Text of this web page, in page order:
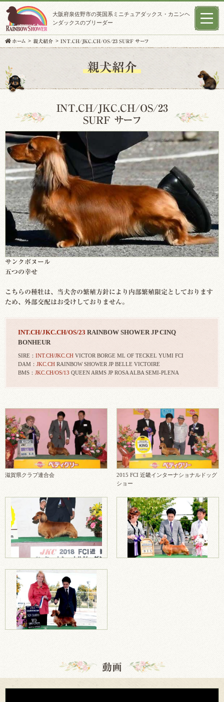
大阪府泉佐野市の英国系ミニチュアダックス・カニンヘ
ンダックスのブリーダー
ホーム 親犬紹介 INT.CH/JKC.CH/OS/23 SURF サーフ
親犬紹介
INT.CH/JKC.CH/OS/23
SURF サーフ
サンクボヌール
五つの幸せ
こちらの種牡は、当犬舎の繁殖方針により内部繁殖限定としております
ため、外部交配はお受けしておりません。
INT.CH/JKC.CH/OS/23 RAINBOW SHOWER JP CINQ
BONHEUR
SIRE：INT.CH/JKC.CH VICTOR BORGE ML OF TECKEL YUMI FCI
DAM：JKC.CH RAINBOW SHOWER JP BELLE VICTOIRE
BMS：JKC.CH/OS/13 QUEEN ARMS JP ROSA ALBA SEMI-PLENA
滋賀県クラブ連合会
2015 FCI 近畿インターナショナルドッグ
ショー
動画